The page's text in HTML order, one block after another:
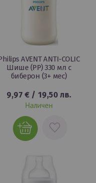
AVENT ANTI-COLIC
Шише (РР) 330 мл с
биберон (3+ мес)
9,97 € / 19,50 лв.
Наличен
ДОБАВИ